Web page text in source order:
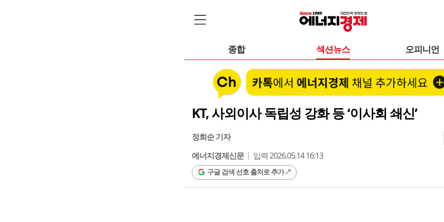
종합 섹션뉴스 오피니언
KT, 사외이사 독립성 강화 등 ‘이사회 쇄신’
정희순 기자
에너지경제신문
입력 2026.05.14 16:13
구글 검색 선호 출처로 추가